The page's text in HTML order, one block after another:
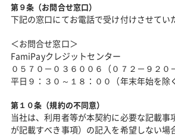
第９条（お問合せ窓口）
下記の窓口にてお電話で受け付けさせてい
＜お問合せ窓口＞
FamiPayクレジットセンター
０５７０－０３６００６（０７２－９２０
平日９：３０～１８：００（年末年始を除
第１０条（規約の不同意）
当社は、利用者等が本契約に必要な記載事
が記載すべき事項）の記入を希望しない場